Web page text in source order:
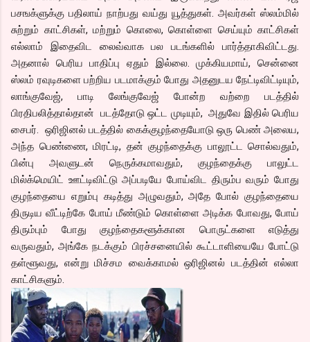
பசஙக்ளுக்கு பதிலாய் நாற்பது வய்து யூத்துகள். அவர்கள் ஸ்லம்மில்
சுற்றும் காட்சிகள், மற்றும் கொலை, கொள்ளை செய்யும் காட்சிகள்
எல்லாம் இதைவிட லைவ்வாக பல படங்களில் பார்த்தாகிவிட்டது.
அதனால் பெரிய பாதிப்பு ஏதும் இல்லை. முக்கியமாய், சென்னை
ஸ்லம் ரவுடிகளை பற்றிய படமாக்கும் போது அதனுடய நேட்டிவிட்டியும்,
லாங்குவேஜ், பாடி லேங்குவேஜ் போன்ற வற்றை படத்தில்
பிரதிபலித்தால்தான் படத்தோடு ஒட்ட முடியும், அதுவே இதில் பெரிய
சைபர். ஒரிஜினல் படத்தில் கைக்குழந்தையோடு ஒரு பெண் அலைய,
அந்த பெண்ணை, மிரட்டி, தன் குழந்தைக்கு பாலூட்ட சொல்வதும்,
பின்பு அவளுடன் நெருக்கமாவதும், குழந்தைக்கு பாலுட்ட
மில்க்மெயிட் ஊட்டிவிட்டு அப்படியே போய்விட திரும்ப வரும் போது
குழந்தையை எறும்பு கடித்து அழுவதும், அதே போல் குழந்தையை
திருடிய வீட்டிற்கே போய் மீண்டும் கொள்ளை அடிக்க போவது, போய்
திரும்பும் போது குழந்தைகளூக்கான பொருட்களை எடுத்து
வருவதும், அங்கே நடக்கும் பிரச்சனையில் கூட்டாளியையே போட்டு
தள்ளூவது, என்று மிச்சம வைக்காமல் ஒரிஜினல் படத்தின் எல்லா
காட்சிகளும்.